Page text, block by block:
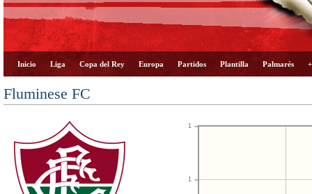
Inicio Liga Copa del Rey Europa Partidos Plantilla Palmarés
Fluminese FC
1
1